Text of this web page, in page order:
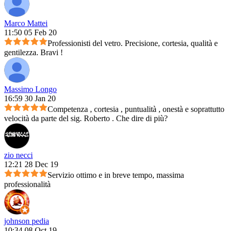
Marco Mattei
11:50 05 Feb 20
Professionisti del vetro. Precisione, cortesia, qualità e
gentilezza. Bravi !
Massimo Longo
16:59 30 Jan 20
Competenza , cortesia , puntualità , onestà e soprattutto
velocità da parte del sig. Roberto . Che dire di più?
zio necci
12:21 28 Dec 19
Servizio ottimo e in breve tempo, massima
professionalità
johnson pedia